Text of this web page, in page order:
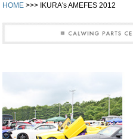
HOME >>> IKURA's AMEFES 2012